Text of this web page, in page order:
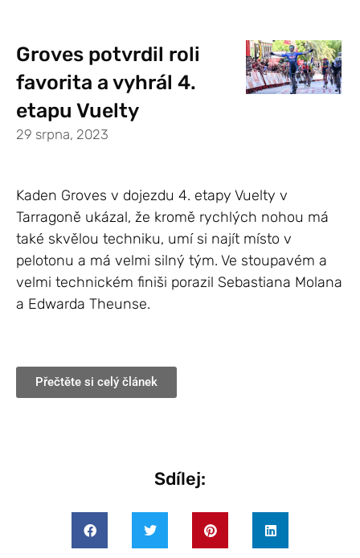
Groves potvrdil roli
favorita a vyhrál 4.
etapu Vuelty
29 srpna, 2023
Kaden Groves v dojezdu 4. etapy Vuelty v
Tarragoně ukázal, že kromě rychlých nohou má
také skvělou techniku, umí si najít místo v
pelotonu a má velmi silný tým. Ve stoupavém a
velmi technickém finiši porazil Sebastiana Molana
a Edwarda Theunse.
Přečtěte si celý článek
Sdílej: